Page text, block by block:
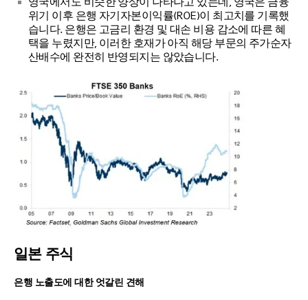
위기 이후 은행 자기자본이익률(ROE)이 최고치를 기록했
습니다. 은행은 고금리 환경 및 대손 비용 감소에 따른 혜
택을 누렸지만, 이러한 호재가 아직 해당 부문의 주가순자
산배수에 완전히 반영되지는 않았습니다.
일본 주식
은행 노출도에 대한 엇갈린 견해